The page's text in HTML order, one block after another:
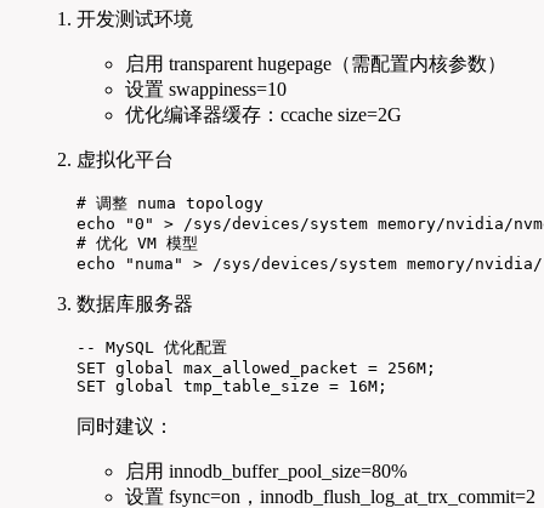
开发测试环境
启用 transparent hugepage（需配置内核参数）
设置 swappiness=10
优化编译器缓存：ccache size=2G
虚拟化平台
# 调整 numa topology
echo "0" > /sys/devices/system memory/nvidia/
# 优化 VM 模型
echo "numa" > /sys/devices/system memory/nvidia/
数据库服务器
-- MySQL 优化配置
SET global max_allowed_packet = 256M;
SET global tmp_table_size = 16M;
同时建议：
启用 innodb_buffer_pool_size=80%
设置 fsync=on，innodb_flush_log_at_trx_commit=2